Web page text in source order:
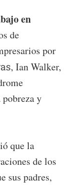
en
de
por
, Ian Walker,
y
que la
de los
sus padres,